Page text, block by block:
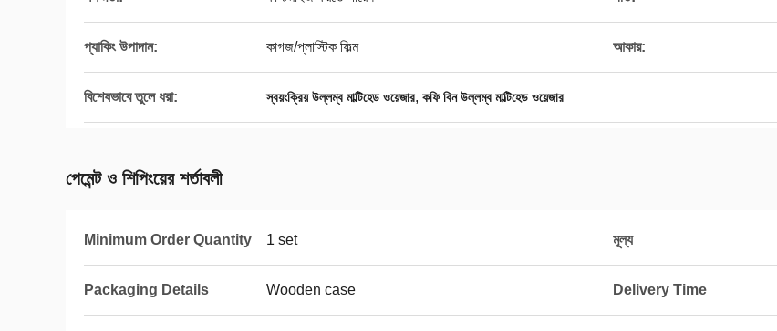
প্যাকিং উপাদান: কাগজ/প্লাস্টিক ফিল্ম আকার:
বিশেষভাবে তুলে ধরা: স্বয়ংক্রিয় উল্লম্ব মাল্টিহেড ওয়েজার, কফি বিন উল্লম্ব মাল্টিহেড ওয়েজার
পেমেন্ট ও শিপিংয়ের শর্তাবলী
Minimum Order Quantity 1 set মূল্য
Packaging Details Wooden case Delivery Time